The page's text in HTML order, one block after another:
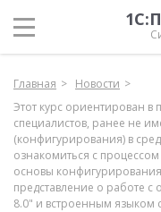
Главная
Новости
Этот курс ориентирован в
специалистов, ранее не
(конфигурирования) в
ознакомиться с
основы
представление о работе
8.0" и встроенным языком